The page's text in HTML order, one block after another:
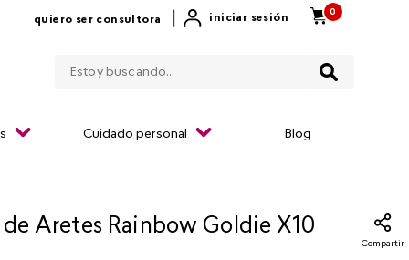
quiero ser consultora iniciar sesión
0
Cuidado personal Blog
de Aretes Rainbow Goldie X10
Compartir